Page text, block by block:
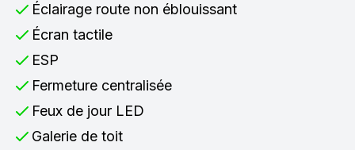
Éclairage route non éblouissant
Écran tactile
ESP
Fermeture centralisée
Feux de jour LED
Galerie de toit